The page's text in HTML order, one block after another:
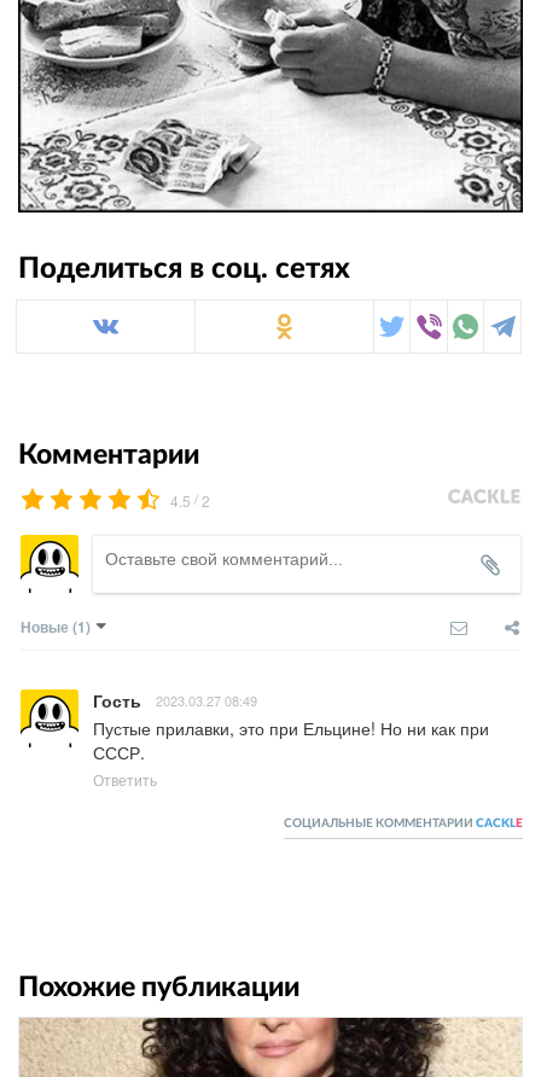
Поделиться в соц. сетях
Комментарии
4.5 /2
Новые (1)
Гость 2023.03.27 08:49
Пустые прилавки, это при Ельцине! Но ни как при
СССР.
Ответить
СОЦИАЛЬНЫЕ КОММЕНТАРИИ CACKL E
Похожие публикации